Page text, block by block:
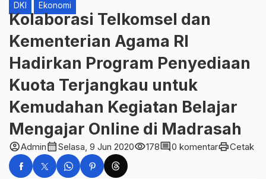
DKI Ekonomi
Kolaborasi Telkomsel dan
Kementerian Agama RI
Hadirkan Program Penyediaan
Kuota Terjangkau untuk
Kemudahan Kegiatan Belajar
Mengajar Online di Madrasah
account_circleAdmincalendar_monthSelasa, 9 Jun 2020visibility178comment0 komentarprintCetak